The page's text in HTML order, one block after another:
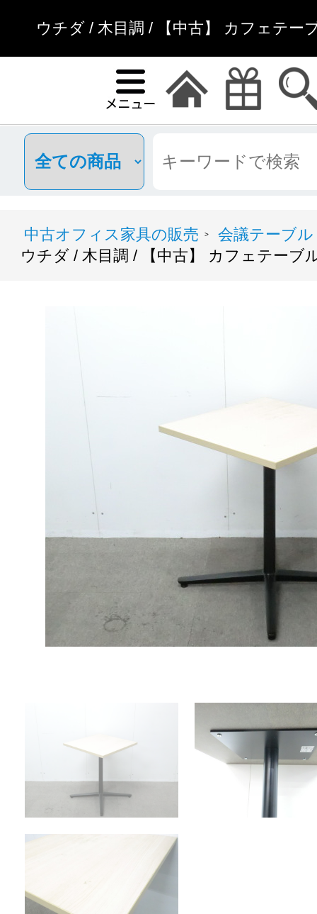
ウチダ / 木目調 / 【中古】 カフェテー
中古オフィス家具の販売 >
会議テーブル
ウチダ / 木目調 / 【中古】 カフェテーブ